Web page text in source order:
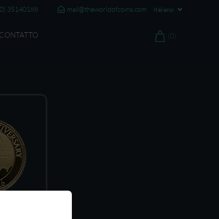
mail@theworldofcoins.com
35140188
CONTATTO (0)